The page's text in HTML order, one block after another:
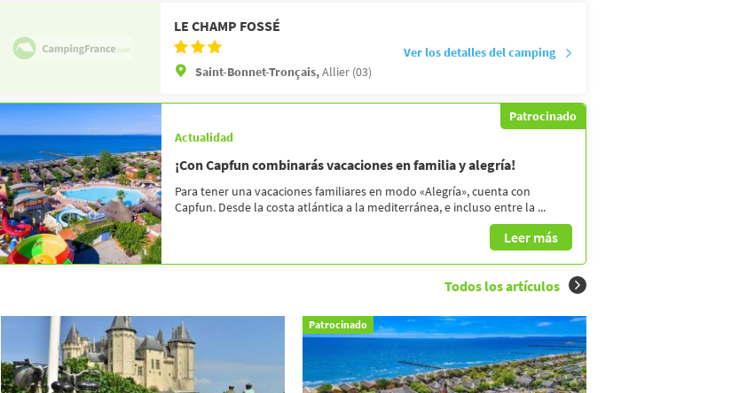
LE CHAMP FOSSÉ
Saint-Bonnet-Tronçais,Allier (03)
Ver los detalles del camping
Patrocinado
Actualidad
¡Con Capfun combinarás vacaciones en familia y alegría!
Para tener una vacaciones familiares en modo «Alegría», cuenta con
Capfun. Desde la costa atlántica a la mediterránea, e incluso entre la ...
Leer más
Todos los artículos
Patrocinado